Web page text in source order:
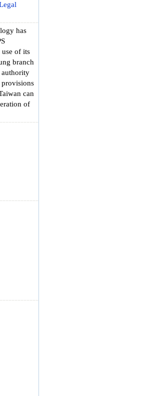
has
of its
branch
authority
can
of